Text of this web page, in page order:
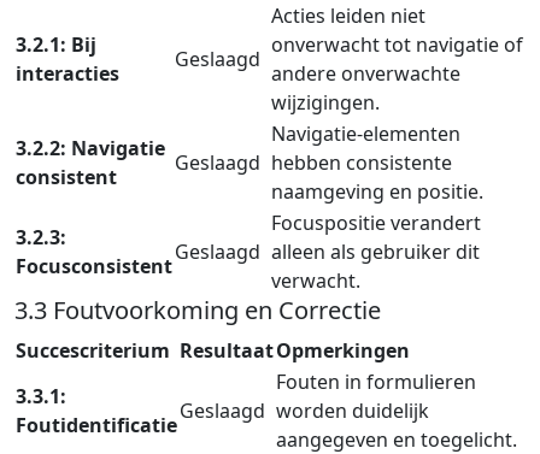
3.2.1: Bij
interacties
Geslaagd
Acties leiden niet
onverwacht tot navigatie of
andere onverwachte
wijzigingen.
3.2.2: Navigatie
consistent
Geslaagd
Navigatie-elementen
hebben consistente
naamgeving en positie.
3.2.3:
Focusconsistent
Geslaagd
Focuspositie verandert
alleen als gebruiker dit
verwacht.
3.3 Foutvoorkoming en Correctie
Succescriterium ResultaatOpmerkingen
3.3.1:
Foutidentificatie
Geslaagd
Fouten in formulieren
worden duidelijk
aangegeven en toegelicht.